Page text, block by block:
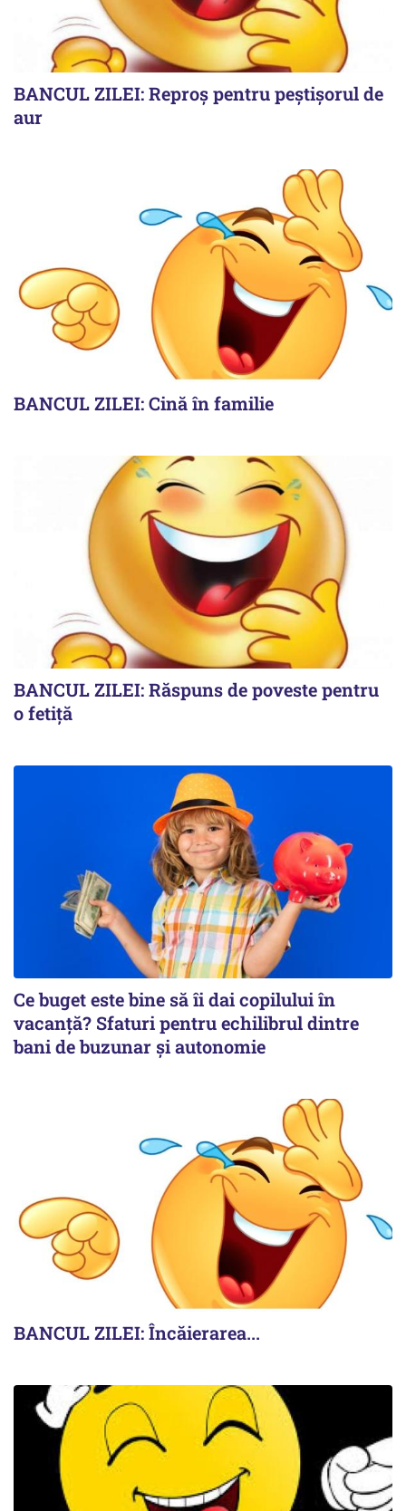
BANCUL ZILEI: Reproș pentru peștișorul de
aur
BANCUL ZILEI: Cină în familie
BANCUL ZILEI: Răspuns de poveste pentru
o fetiță
Ce buget este bine să îi dai copilului în
vacanță? Sfaturi pentru echilibrul dintre
bani de buzunar și autonomie
BANCUL ZILEI: Încăierarea...